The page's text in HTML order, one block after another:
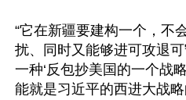
“它在新疆要建构一个，不
扰、同时又能够进可攻退
一种‘反包抄美国的一个战
能就是习近平的西进大战